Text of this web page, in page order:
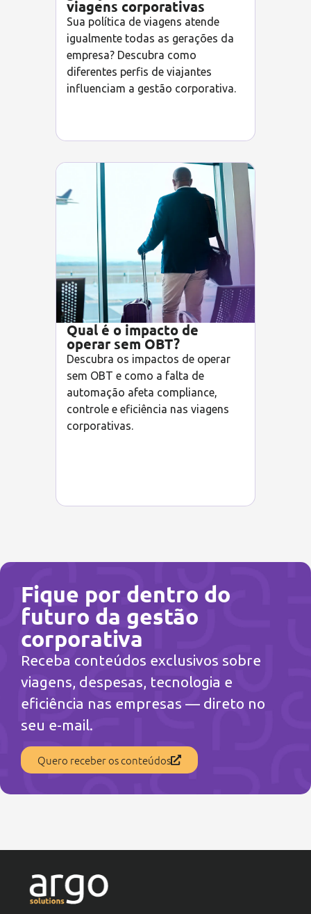
viagens corporativas
Sua política de viagens atende
igualmente todas as gerações da
empresa? Descubra como
diferentes perfis de viajantes
influenciam a gestão corporativa.
Qual é o impacto de
operar sem OBT?
Descubra os impactos de operar
sem OBT e como a falta de
automação afeta compliance,
controle e eficiência nas viagens
corporativas.
Fique por dentro do
futuro da gestão
corporativa
Receba conteúdos exclusivos sobre
viagens, despesas, tecnologia e
eficiência nas empresas — direto no
seu e-mail.
Quero receber os conteúdos